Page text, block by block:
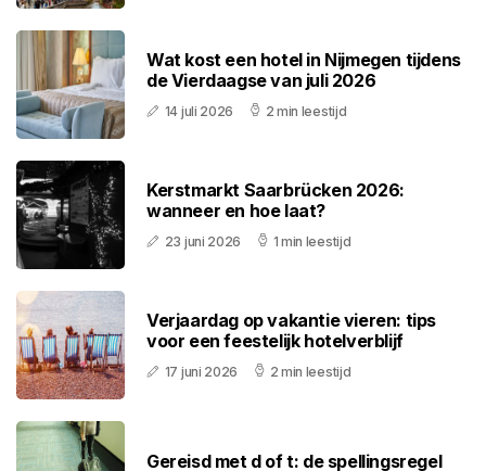
Wat kost een hotel in Nijmegen tijdens
de Vierdaagse van juli 2026
14 juli 2026 2 min leestijd
Kerstmarkt Saarbrücken 2026:
wanneer en hoe laat?
23 juni 2026 1 min leestijd
Verjaardag op vakantie vieren: tips
voor een feestelijk hotelverblijf
17 juni 2026 2 min leestijd
Gereisd met d of t: de spellingsregel